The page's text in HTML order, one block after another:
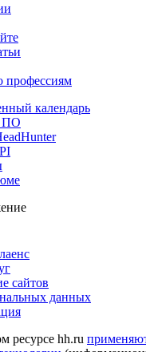
профессиям
календарь
ПО
сайтов
данных
ресурсе hh.ru